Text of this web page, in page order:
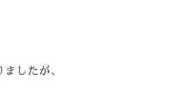
したが、